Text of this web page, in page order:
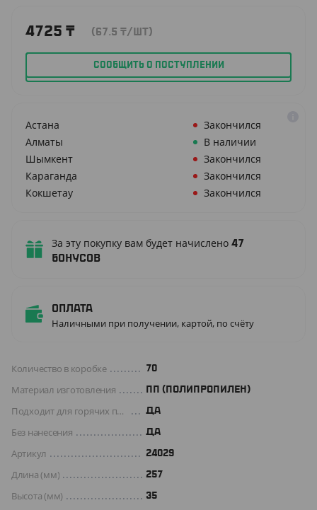
4725 ₸ (67.5 ₸/ШТ)
СООБЩИТЬ О ПОСТУПЛЕНИИ
Астана
Закончился
Алматы
В наличии
Шымкент
Закончился
Караганда
Закончился
Кокшетау
Закончился
За эту покупку вам будет начислено 47
бонусов
Оплата
Наличными при получении, картой, по счёту
Количество в коробке 70
Материал изготовления ПП (ПОЛИПРОПИЛЕН)
Подходит для горячих продуктов ДА
Без нанесения ДА
Артикул 24029
Длина (мм) 257
Высота (мм) 35